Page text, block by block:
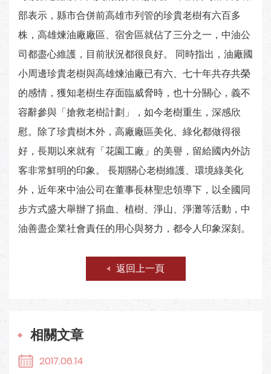
部表示，縣市合併前高雄市列管的珍貴老樹有六百多
株，高雄煉油廠廠區、宿舍區就佔了三分之一，中油公
司都盡心維護，目前狀況都很良好。 同時指出，油廠國
小周邊珍貴老樹與高雄煉油廠已有六、七十年共存共榮
的感情，獲知老樹生存面臨威脅時，也十分關心，義不
容辭參與「搶救老樹計劃」，如今老樹重生，深感欣
慰。除了珍貴樹木外，高廠廠區美化、綠化都做得很
好，長期以來就有「花園工廠」的美譽，留給國內外訪
客非常鮮明的印象。 長期關心老樹維護、環境綠美化
外，近年來中油公司在董事長林聖忠領導下，以全國同
步方式盛大舉辦了捐血、植樹、淨山、淨灘等活動，中
油善盡企業社會責任的用心與努力，都令人印象深刻。
返回上一頁
相關文章
2017.06.14